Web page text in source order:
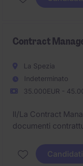
Contract
La Spezia
Indeterminato
35.000EUR -
Il/La Contract
documenti
commerciali,
conformità
Candidati